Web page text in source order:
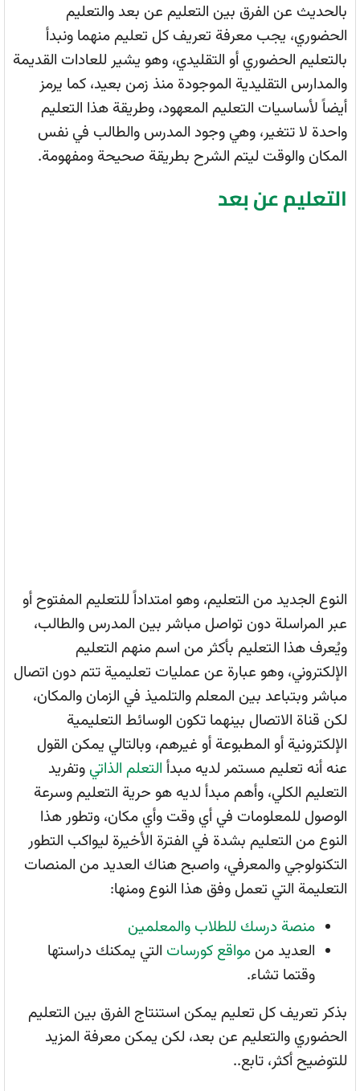
بالحديث عن الفرق بين التعليم عن بعد والتعليم
الحضوري، يجب معرفة تعريف كل تعليم منهما ونبدأ
بالتعليم الحضوري أو التقليدي، وهو يشير للعادات القديمة
والمدارس التقليدية الموجودة منذ زمن بعيد، كما يرمز
أيضاً لأساسيات التعليم المعهود، وطريقة هذا التعليم
واحدة لا تتغير، وهي وجود المدرس والطالب في نفس
المكان والوقت ليتم الشرح بطريقة صحيحة ومفهومة.
التعليم عن بعد
النوع الجديد من التعليم، وهو امتداداً للتعليم المفتوح أو
عبر المراسلة دون تواصل مباشر بين المدرس والطالب،
ويُعرف هذا التعليم بأكثر من اسم منهم التعليم
الإلكتروني، وهو عبارة عن عمليات تعليمية تتم دون اتصال
مباشر وبتباعد بين المعلم والتلميذ في الزمان والمكان،
لكن قناة الاتصال بينهما تكون الوسائط التعليمية
الإلكترونية أو المطبوعة أو غيرهم، وبالتالي يمكن القول
عنه أنه تعليم مستمر لديه مبدأ التعلم الذاتي وتفريد
التعليم الكلي، وأهم مبدأ لديه هو حرية التعليم وسرعة
الوصول للمعلومات في أي وقت وأي مكان، وتطور هذا
النوع من التعليم بشدة في الفترة الأخيرة ليواكب التطور
التكنولوجي والمعرفي، واصبح هناك العديد من المنصات
التعليمة التي تعمل وفق هذا النوع ومنها:
منصة درسك للطلاب والمعلمين
العديد من مواقع كورسات التي يمكنك دراستها
وقتما تشاء.
بذكر تعريف كل تعليم يمكن استنتاج الفرق بين التعليم
الحضوري والتعليم عن بعد، لكن يمكن معرفة المزيد
للتوضيح أكثر، تابع..